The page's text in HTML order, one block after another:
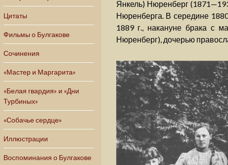
Цитаты
Фильмы о Булгакове
Сочинения
«Мастер и Маргарита»
«Белая гвардия» и «Дни
Турбиных»
«Собачье сердце»
Иллюстрации
Воспоминания о Булгакове
Янкель) Нюренберг
Нюренберга. В середине
1889 г., накануне брака с
Нюренберг), дочерью